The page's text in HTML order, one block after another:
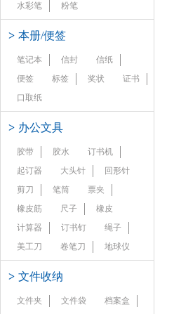
水彩笔
粉笔
> 本册/便签
笔记本 信封
信纸
便签
标签 奖状
证书
口取纸
> 办公文具
胶带 胶水
订书机
起订器
大头针
回形针
剪刀
笔筒
票夹
橡皮筋
尺子
橡皮
计算器
订书钉
绳子
美工刀
卷笔刀 地球仪
> 文件收纳
文件夹 文件袋
档案盒